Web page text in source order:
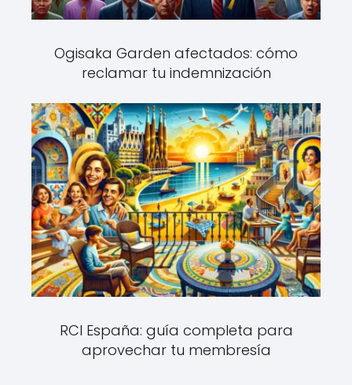
Ogisaka Garden afectados: cómo
reclamar tu indemnización
RCI España: guía completa para
aprovechar tu membresía